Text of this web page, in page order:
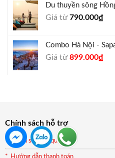
1.000.000₫.
là:
Du thuyền sông
Giá từ790.000₫
Combo Hà Nội -
Giá từGiá
899.000₫Giá
Chính sách hỗ trợ
Chính sách và quy định
Hướng dẫn thanh toán